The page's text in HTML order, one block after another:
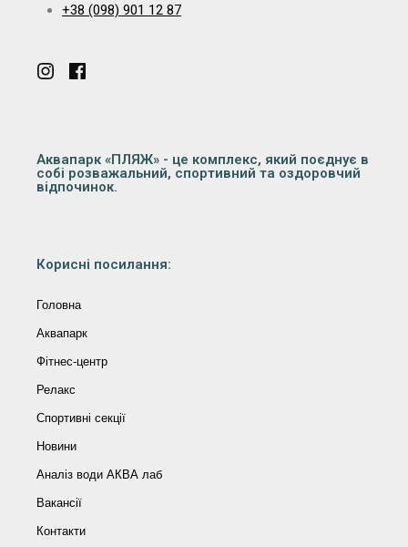
+38 (098) 901 12 87
Аквапарк «ПЛЯЖ» - це комплекс, який поєднує в
собі розважальний, спортивний та оздоровчий
відпочинок.
Корисні посилання:
Головна
Аквапарк
Фітнес-центр
Релакс
Спортивні секції
Новини
Аналіз води АКВА лаб​
Вакансії
Контакти